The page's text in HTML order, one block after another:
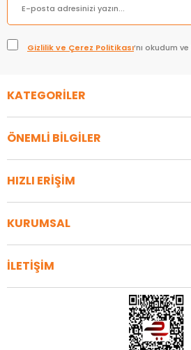
Gizlilik ve Çerez Politikası’nı okudum
KATEGORİLER
ÖNEMLİ BİLGİLER
HIZLI ERİŞİM
KURUMSAL
İLETİŞİM